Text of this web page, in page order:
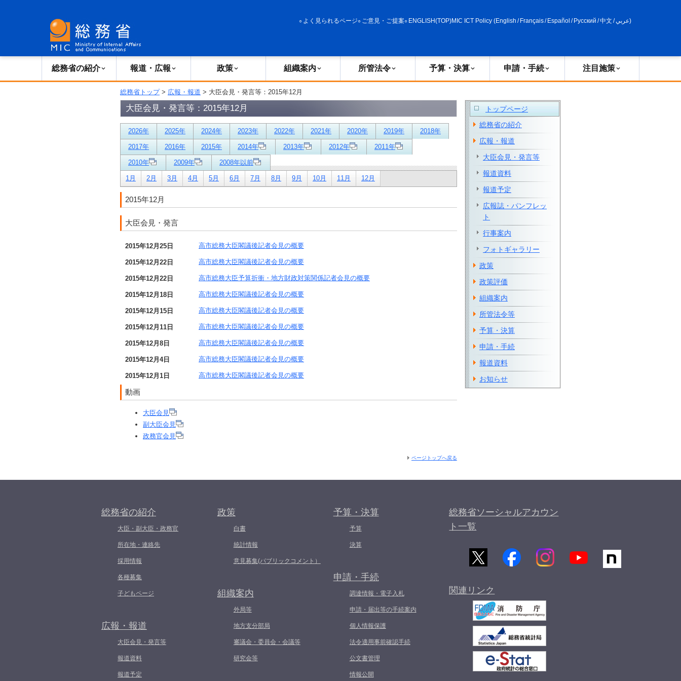
よく見られるページ ご意見・ご提案 ENGLISH(TOP)MIC ICT Policy (English / Français/ Español / Русский /中文 /عربي)
総務省の紹介 報道・広報 政策 組織案内 所管法令 予算・決算 申請・手続 注目施策
総務省トップ> 広報・報道 > 大臣会見・発言等：2015年12月
大臣会見・発言等：2015年12月
2026年 2025年 2024年 2023年 2022年 2021年 2020年 2019年 2018年
2017年 2016年 2015年 2014年 2013年 2012年 2011年
2010年 2009年 2008年以前
1月 2月 3月 4月 5月 6月 7月 8月 9月 10月 11月 12月
2015年12月
大臣会見・発言
2015年12月25日 高市総務大臣閣議後記者会見の概要
2015年12月22日 高市総務大臣閣議後記者会見の概要
2015年12月22日 高市総務大臣予算折衝・地方財政対策関係記者会見の概要
2015年12月18日 高市総務大臣閣議後記者会見の概要
2015年12月15日 高市総務大臣閣議後記者会見の概要
2015年12月11日 高市総務大臣閣議後記者会見の概要
2015年12月8日 高市総務大臣閣議後記者会見の概要
2015年12月4日 高市総務大臣閣議後記者会見の概要
2015年12月1日 高市総務大臣閣議後記者会見の概要
動画
大臣会見
副大臣会見
政務官会見
ページトップへ戻る
トップページ
総務省の紹介
広報・報道
大臣会見・発言等
報道資料
報道予定
広報誌・パンフレッ
ト
行事案内
フォトギャラリー
政策
政策評価
組織案内
所管法令等
予算・決算
申請・手続
報道資料
お知らせ
総務省の紹介
大臣・副大臣・政務官
所在地・連絡先
採用情報
各種募集
子どもページ
広報・報道
大臣会見・発言等
報道資料
報道予定
政策
白書
統計情報
意見募集(パブリックコメント）
組織案内
外局等
地方支分部局
審議会・委員会・会議等
研究会等
予算・決算
予算
決算
申請・手続
調達情報・電子入札
申請・届出等の手続案内
個人情報保護
法令適用事前確認手続
公文書管理
情報公開
総務省ソーシャルアカウン
ト一覧
関連リンク